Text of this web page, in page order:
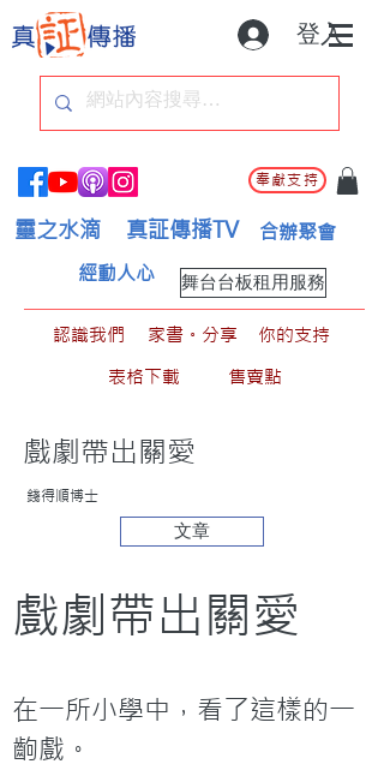
登入
奉獻支持
靈之水滴 真証傳播TV 合辦聚會
舞台台板租用服務
經動人心
認識我們 家書。分享
你的支持
表格下載
售賣點
戲劇帶出關愛
錢得順博士
文章
戲劇帶出關愛
在一所小學中，看了這樣的一
齣戲。